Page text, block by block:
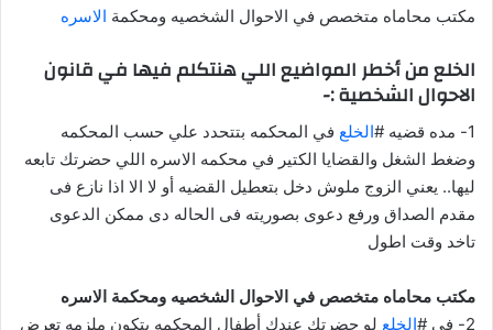
مكتب محاماه متخصص في الاحوال الشخصيه ومحكمة الاسره
الخلع من أخطر المواضيع اللي هنتكلم فيها في قانون
الاحوال الشخصية :-
1- مده قضيه # الخلع في المحكمه بتتحدد علي حسب المحكمه
وضغط الشغل والقضايا الكتير في محكمه الاسره اللي حضرتك تابعه
ليها.. يعني الزوج ملوش دخل بتعطيل القضيه أو لا الا اذا نازع فى
مقدم الصداق ورفع دعوى بصوريته فى الحاله دى ممكن الدعوى
تاخد وقت اطول
مكتب محاماه متخصص في الاحوال الشخصيه ومحكمة الاسره
2- في #
الخلع لو حضرتك عندك أطفال المحكمه بتكون ملزمه تعرض